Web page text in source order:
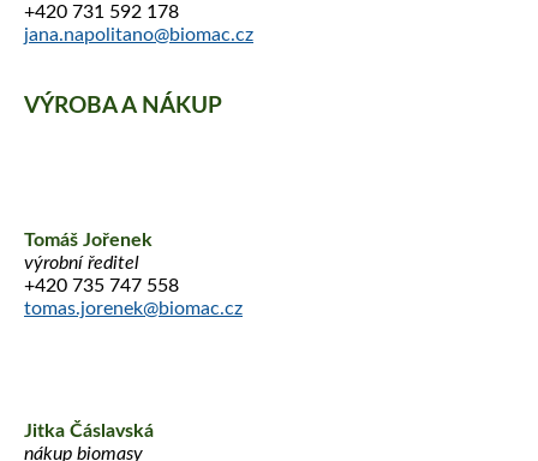
+420 731 592 178
jana.napolitano@biomac.cz
VÝROBA A NÁKUP
Tomáš Jořenek
výrobní ředitel
+420 735 747 558
tomas.jorenek@biomac.cz
Jitka Čáslavská
nákup biomasy